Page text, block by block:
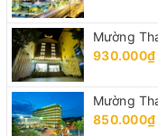
Mường
930.000₫
Mường
850.000₫